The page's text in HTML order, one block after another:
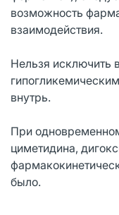
возможность
взаимодействия.
Нельзя исключить
внутрь.
При
циметидина,
было.